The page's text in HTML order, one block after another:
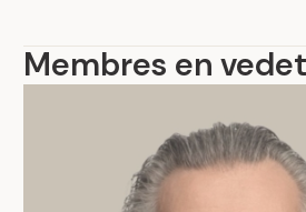
Membres en